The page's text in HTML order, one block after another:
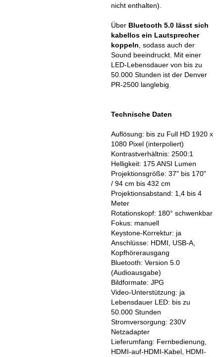
nicht enthalten).
Über Bluetooth 5.0 lässt sich
kabellos ein Lautsprecher
koppeln , sodass auch der
Sound beeindruckt. Mit einer
LED-Lebensdauer von bis zu
50.000 Stunden ist der Denver
PR-2500 langlebig.
Technische Daten
Auflösung: bis zu Full HD 1920 x
1080 Pixel (interpoliert)
Kontrastverhältnis: 2500:1
Helligkeit: 175 ANSI Lumen
Projektionsgröße: 37" bis 170"
/ 94 cm bis 432 cm
Projektionsabstand: 1,4 bis 4
Meter
Rotationskopf: 180° schwenkbar
Fokus: manuell
Keystone-Korrektur: ja
Anschlüsse: HDMI, USB-A,
Kopfhörerausgang
Bluetooth: Version 5.0
(Audioausgabe)
Bildformate: JPG
Video-Unterstützung: ja
Lebensdauer LED: bis zu
50.000 Stunden
Stromversorgung: 230V
Netzadapter
Lieferumfang: Fernbedienung,
HDMI-auf-HDMI-Kabel, HDMI-